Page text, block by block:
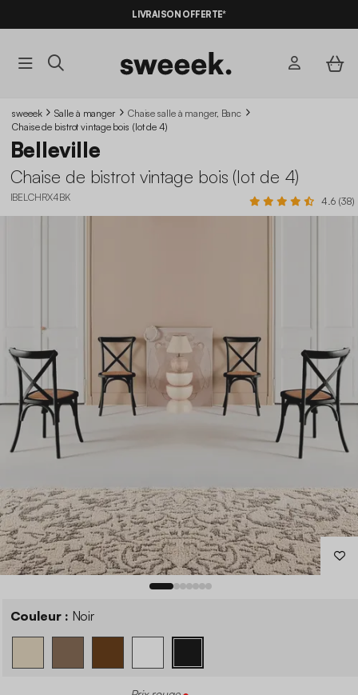
BONS PLANS* AVEC LECODE SUMMER10
LIVRAISON OFFERTE*
sweeek Salle à manger
Chaise salle à manger, Banc
Chaise de bistrot vintage bois (lot de 4)
Belleville
Chaise de bistrot vintage bois (lot de 4)
IBELCHRX4BK 4.6 (38)
Couleur : Noir